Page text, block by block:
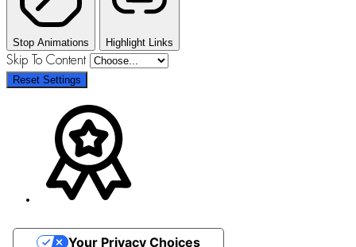
Stop Animations Highlight Links
Skip To Content
Reset Settings
Your Privacy Choices